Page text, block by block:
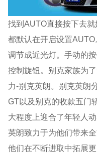
找到AUTO直接按下去
都默认在开启设置
调节成近光灯。手动的
控制旋钮。别克家族为
力-别克英朗。别克英朗
GT以及别克的收款五门
大程度上迎合了年轻人
英朗致力于为他们带来
他们在不断进取中拓展